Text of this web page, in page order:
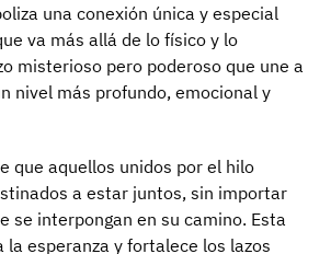
una conexión única y especial
va más allá de lo físico y lo
misterioso pero poderoso que une a
nivel más profundo, emocional y
que aquellos unidos por el hilo
a estar juntos, sin importar
se interpongan en su camino. Esta
esperanza y fortalece los lazos